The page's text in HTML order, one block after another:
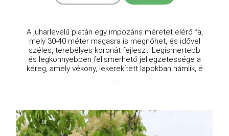
A juharlevelű platán egy impozáns méretet elérő fa,
mely 30-40 méter magasra is megnőhet, és idővel
széles, terebélyes koronát fejleszt. Legismertebb
és legkönnyebben felismerhető jellegzetessége a
kéreg, amely vékony, lekerekített lapokban hámlik, é
...